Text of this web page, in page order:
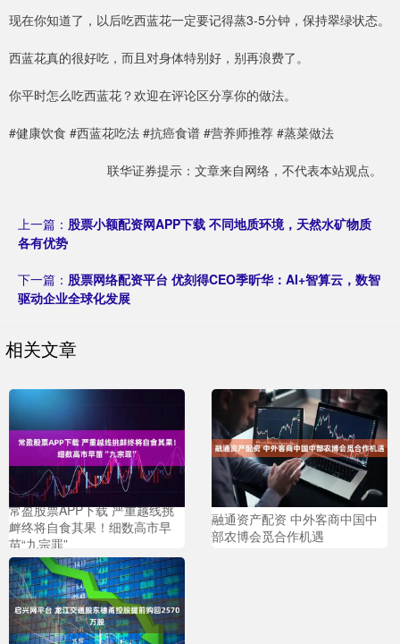
现在你知道了，以后吃西蓝花一定要记得蒸3-5分钟，保持翠绿状态。
西蓝花真的很好吃，而且对身体特别好，别再浪费了。
你平时怎么吃西蓝花？欢迎在评论区分享你的做法。
#健康饮食 #西蓝花吃法 #抗癌食谱 #营养师推荐 #蒸菜做法
联华证券提示：文章来自网络，不代表本站观点。
上一篇： 股票小额配资网APP下载 不同地质环境，天然水矿物质
各有优势
下一篇： 股票网络配资平台 优刻得CEO季昕华：AI+智算云，数智
驱动企业全球化发展
相关文章
常盈股票APP下载 严重越线挑
衅终将自食其果！细数高市早
苗“九宗罪”
融通资产配资 中外客商中国中
部农博会觅合作机遇